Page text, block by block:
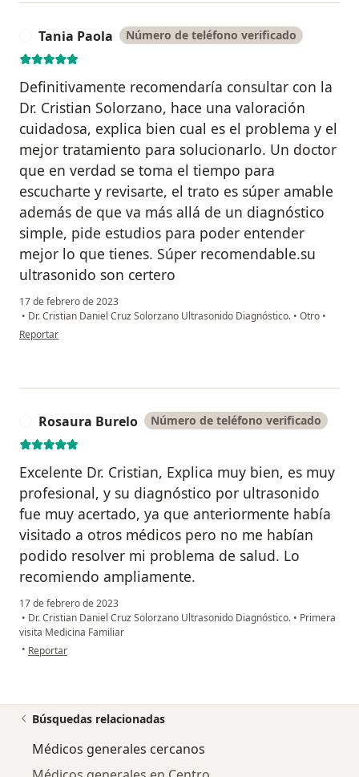
Tania Paola Número de teléfono verificado
Definitivamente recomendaría consultar con la
Dr. Cristian Solorzano, hace una valoración
cuidadosa, explica bien cual es el problema y el
mejor tratamiento para solucionarlo. Un doctor
que en verdad se toma el tiempo para
escucharte y revisarte, el trato es súper amable
además de que va más allá de un diagnóstico
simple, pide estudios para poder entender
mejor lo que tienes. Súper recomendable.su
ultrasonido son certero
17 de febrero de 2023
• Dr. Cristian Daniel Cruz Solorzano Ultrasonido Diagnóstico. • Otro •
en opinión del usuario Tania Paola
Reportar
Rosaura Burelo Número de teléfono verificado
Excelente Dr. Cristian, Explica muy bien, es muy
profesional, y su diagnóstico por ultrasonido
fue muy acertado, ya que anteriormente había
visitado a otros médicos pero no me habían
podido resolver mi problema de salud. Lo
recomiendo ampliamente.
17 de febrero de 2023
• Dr. Cristian Daniel Cruz Solorzano Ultrasonido Diagnóstico. • Primera
visita Medicina Familiar
• en opinión del usuario Rosaura Burelo
Reportar
Búsquedas relacionadas
Médicos generales cercanos